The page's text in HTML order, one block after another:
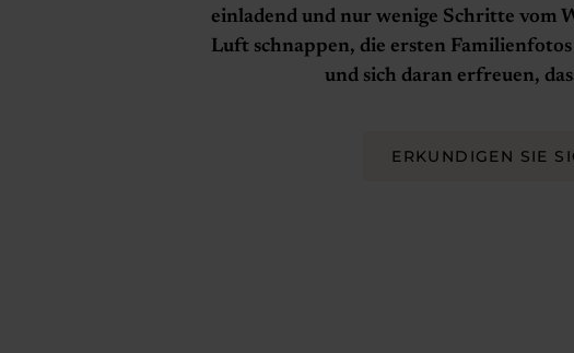
einladend und nur wenige Schritte vom
Luft schnappen, die ersten
und sich daran erfreuen,
ERKUNDIGEN SIE